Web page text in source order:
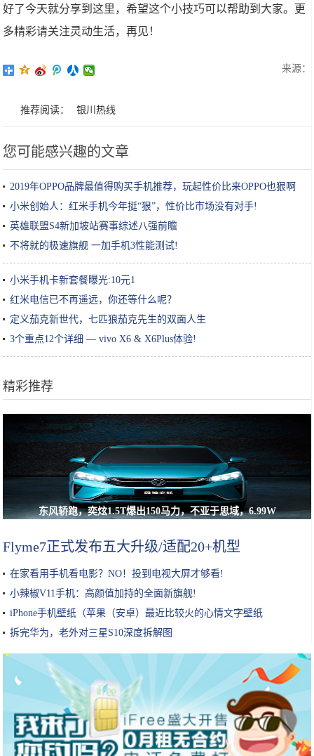
好了今天就分享到这里，希望这个小技巧可以帮助到大家。更
多精彩请关注灵动生活，再见！
来源：
推荐阅读： 银川热线
您可能感兴趣的文章
2019年OPPO品牌最值得购买手机推荐，玩起性价比来OPPO也狠啊
小米创始人：红米手机今年挺“狠”，性价比市场没有对手!
英雄联盟S4新加坡站赛事综述八强前瞻
不将就的极速旗舰 一加手机3性能测试!
小米手机卡新套餐曝光:10元1
红米电信已不再遥远，你还等什么呢？
定义茄克新世代，七匹狼茄克先生的双面人生
3个重点12个详细 — vivo X6 & X6Plus体验!
精彩推荐
东风轿跑，奕炫1.5T爆出150马力，不亚于思域，6.99W
Flyme7正式发布五大升级/适配20+机型
在家看用手机看电影？NO！投到电视大屏才够看!
小辣椒V11手机：高颜值加持的全面新旗舰!
iPhone手机壁纸（苹果（安卓）最近比较火的心情文字壁纸
拆完华为，老外对三星S10深度拆解图